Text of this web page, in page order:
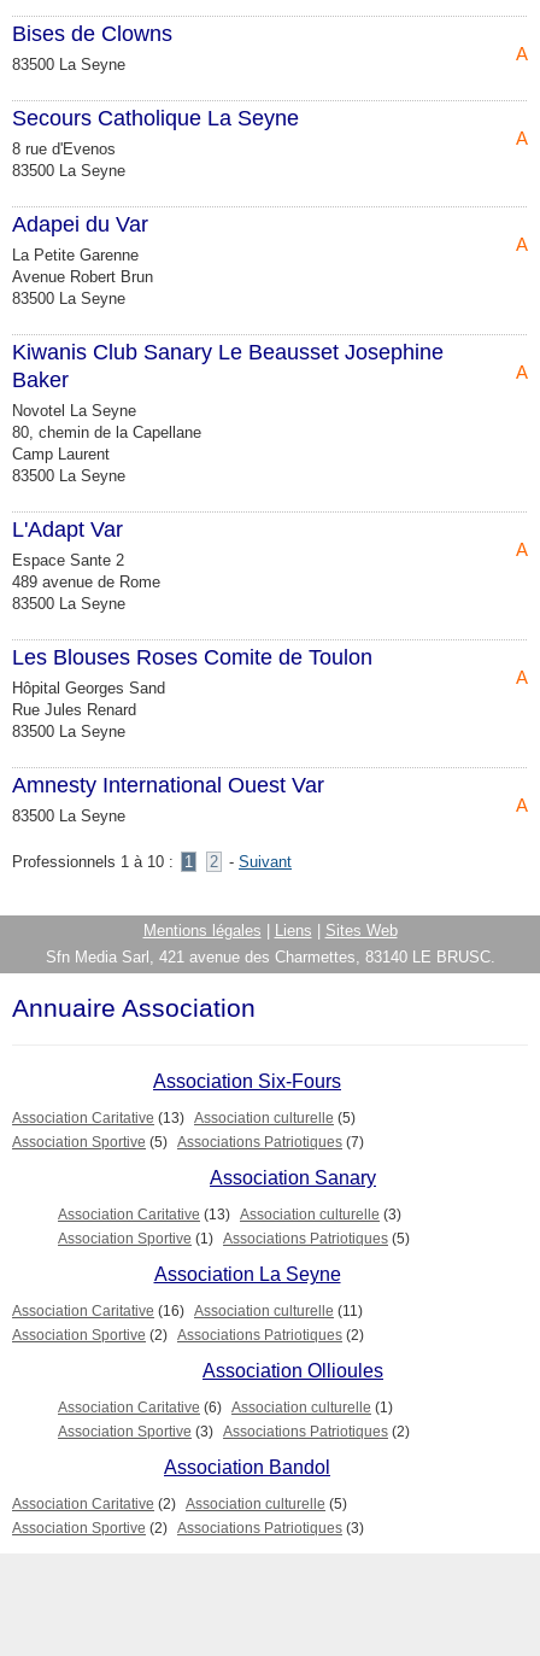
Bises de Clowns
83500 La Seyne
Secours Catholique La Seyne
8 rue d'Evenos
83500 La Seyne
Adapei du Var
La Petite Garenne
Avenue Robert Brun
83500 La Seyne
Kiwanis Club Sanary Le Beausset Josephine
Baker
Novotel La Seyne
80, chemin de la Capellane
Camp Laurent
83500 La Seyne
L'Adapt Var
Espace Sante 2
489 avenue de Rome
83500 La Seyne
Les Blouses Roses Comite de Toulon
Hôpital Georges Sand
Rue Jules Renard
83500 La Seyne
Amnesty International Ouest Var
83500 La Seyne
Professionnels 1 à 10 : 1 2 - Suivant
Mentions légales Liens
Sites Web
Sfn Media Sarl, 421 avenue des Charmettes, 83140 LE BRUSC.
Annuaire Association
Association Six-Fours
Association Caritative (13) Association culturelle (5)
Association Sportive (5) Associations Patriotiques (7)
Association Sanary
Association Caritative (13) Association culturelle (3)
Association Sportive (1) Associations Patriotiques (5)
Association La Seyne
Association Caritative (16) Association culturelle (11)
Association Sportive (2) Associations Patriotiques (2)
Association Ollioules
Association Caritative (6) Association culturelle (1)
Association Sportive (3) Associations Patriotiques (2)
Association Bandol
Association Caritative (2) Association culturelle (5)
Association Sportive (2) Associations Patriotiques (3)